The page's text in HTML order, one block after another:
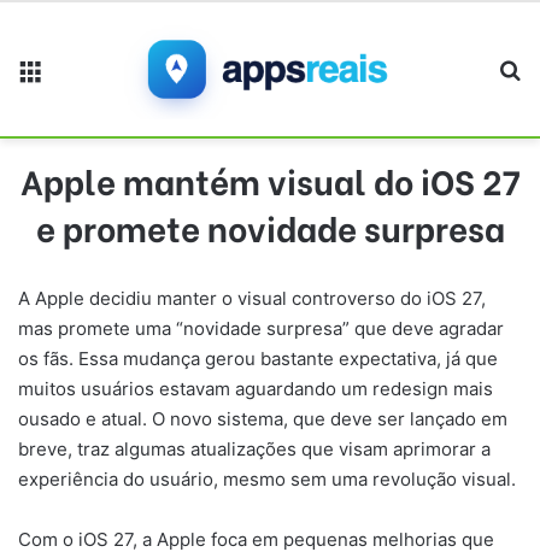
Apple mantém visual do iOS 27
e promete novidade surpresa
A Apple decidiu manter o visual controverso do iOS 27,
mas promete uma “novidade surpresa” que deve agradar
os fãs. Essa mudança gerou bastante expectativa, já que
muitos usuários estavam aguardando um redesign mais
ousado e atual. O novo sistema, que deve ser lançado em
breve, traz algumas atualizações que visam aprimorar a
experiência do usuário, mesmo sem uma revolução visual.
Com o iOS 27, a Apple foca em pequenas melhorias que